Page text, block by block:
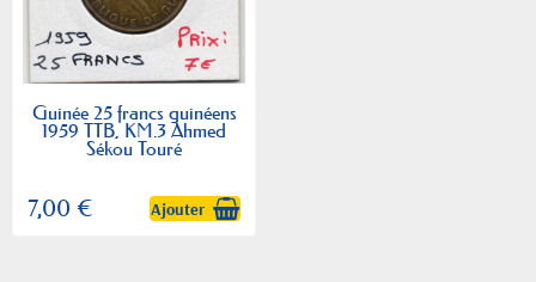
Guinée 25 francs guinéens
1959 TTB, KM.3 Ahmed
Sékou Touré
7,00 € Ajouter